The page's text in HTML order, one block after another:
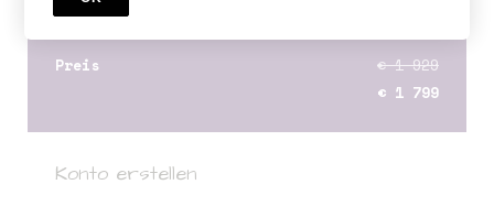
Preis
€ 1 929
€ 1 799
Konto erstellen